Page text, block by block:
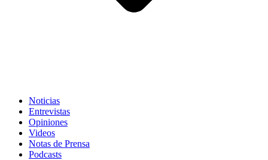
Noticias
Entrevistas
Opiniones
Videos
Notas de Prensa
Podcasts